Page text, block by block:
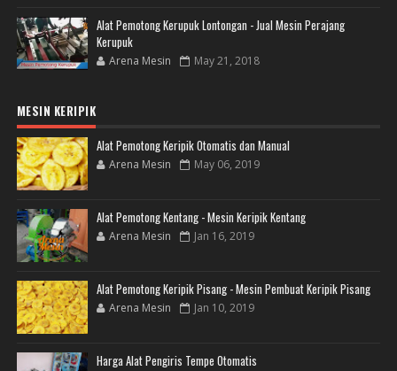
Alat Pemotong Kerupuk Lontongan - Jual Mesin Perajang
Kerupuk
Arena Mesin May 21, 2018
MESIN KERIPIK
Alat Pemotong Keripik Otomatis dan Manual
Arena Mesin May 06, 2019
Alat Pemotong Kentang - Mesin Keripik Kentang
Arena Mesin Jan 16, 2019
Alat Pemotong Keripik Pisang - Mesin Pembuat Keripik Pisang
Arena Mesin Jan 10, 2019
Harga Alat Pengiris Tempe Otomatis